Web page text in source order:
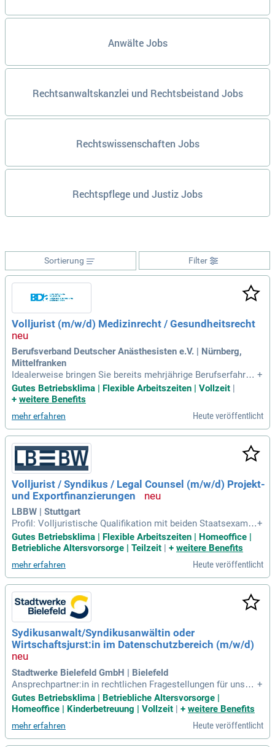
Anwälte Jobs
Rechtsanwaltskanzlei und Rechtsbeistand Jobs
Rechtswissenschaften Jobs
Rechtspflege und Justiz Jobs
Filter
Sortierung
Volljurist (m/w/d) Medizinrecht / Gesundheitsrecht
Berufsverband Deutscher Anästhesisten e.V. | Nürnberg,
Mittelfranken
Idealerweise bringen Sie bereits mehrjährige Berufserfahrun
g im Gesundheitswesen oder einem medizinnahen Umfeld
mit, beispielsweise in einer Anwaltskanzlei, einem Krankenh
mer, einem Berufsverband
+
Gutes Betriebsklima | Flexible Arbeitszeiten | Vollzeit |
+ weitere Benefits
mehr erfahren Heute veröffentlicht
Volljurist / Syndikus / Legal Counsel (m/w/d) Projekt-
und Exportfinanzierungen
LBBW | Stuttgart
Profil: Volljuristische Qualifikation mit beiden Staatsexamin
a, jeweils mit mindestens der Note "befriedigend"; Ausgeprä
gtes Verständnis für betriebswirtschaftliche Zusammenhän
Begleitung von
+
Gutes Betriebsklima | Flexible Arbeitszeiten | Homeoffice |
Betriebliche Altersvorsorge | Teilzeit
+ weitere Benefits
mehr erfahren Heute veröffentlicht
Sydikusanwalt/Syndikusanwältin oder
Wirtschaftsjurst:in im Datenschutzbereich (m/w/d)
Stadtwerke Bielefeld GmbH | Bielefeld
Ansprechpartner:in in rechtlichen Fragestellungen für unser
e vielfältigen Geschäftsfelder; Relevante Gesetzesänderung
en, rechtlicher Rahmenbedingungen und Rechtsprechung so
wie Ableitung und Umsetzung erforderlicher Maßnahmen zu
r Gewährleistung der Rechtskonformität
+
Gutes Betriebsklima | Betriebliche Altersvorsorge |
Homeoffice | Kinderbetreuung | Vollzeit | + weitere Benefits
mehr erfahren Heute veröffentlicht